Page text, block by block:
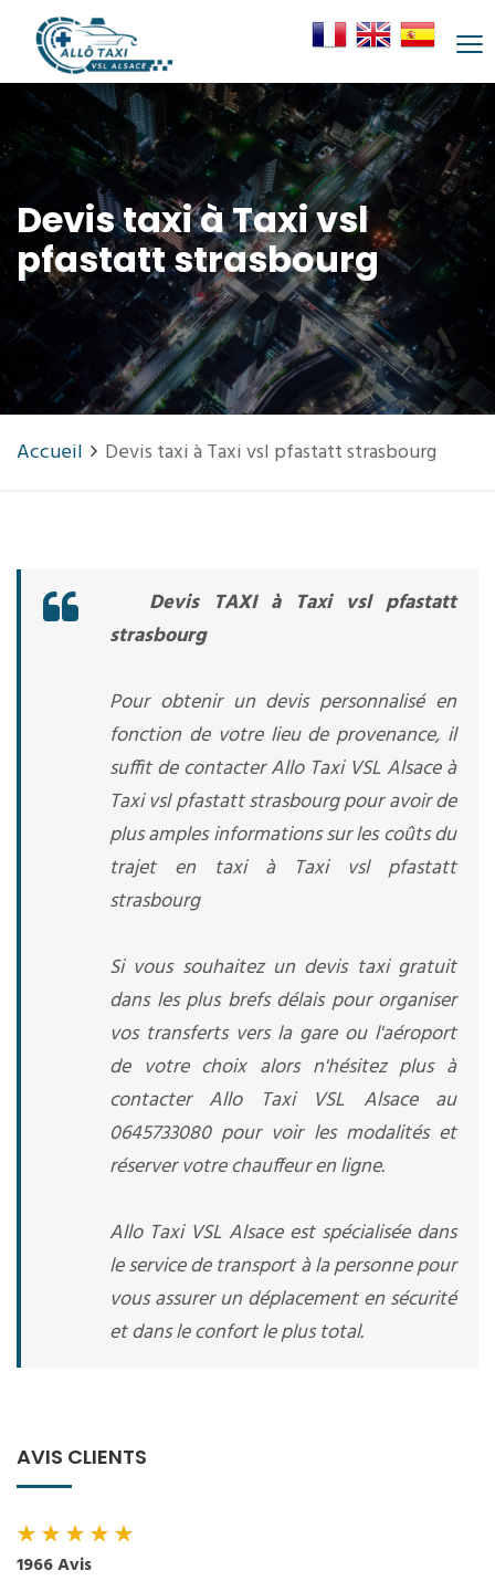
Devis taxi à Taxi vsl
pfastatt strasbourg
Accueil Devis taxi à Taxi vsl pfastatt strasbourg
Devis TAXI à Taxi vsl pfastatt
strasbourg
Pour obtenir un devis personnalisé en
fonction de votre lieu de provenance, il
suffit de contacter Allo Taxi VSL Alsace à
Taxi vsl pfastatt strasbourg pour avoir de
plus amples informations sur les coûts du
trajet en taxi à Taxi vsl pfastatt
strasbourg
Si vous souhaitez un devis taxi gratuit
dans les plus brefs délais pour organiser
vos transferts vers la gare ou l'aéroport
de votre choix alors n'hésitez plus à
contacter Allo Taxi VSL Alsace au
0645733080 pour voir les modalités et
réserver votre chauffeur en ligne.
Allo Taxi VSL Alsace est spécialisée dans
le service de transport à la personne pour
vous assurer un déplacement en sécurité
et dans le confort le plus total.
AVIS CLIENTS
★★★★★
1966 Avis